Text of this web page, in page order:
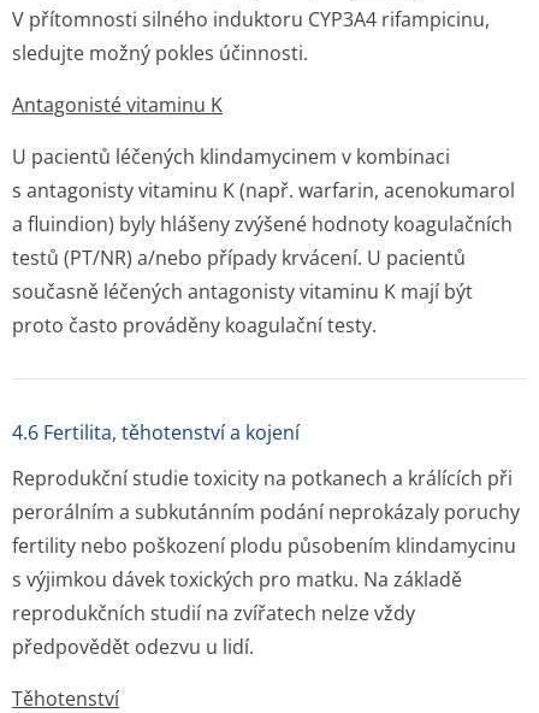
V přítomnosti silného induktoru CYP3A4 rifampicinu,
sledujte možný pokles účinnosti.
Antagonisté vitaminu K
U pacientů léčených klindamycinem v kombinaci
s antagonisty vitaminu K (např. warfarin, acenokumarol
a fluindion) byly hlášeny zvýšené hodnoty koagulačních
testů (PT/NR) a/nebo případy krvácení. U pacientů
současně léčených antagonisty vitaminu K mají být
proto často prováděny koagulační testy.
4.6 Fertilita, těhotenství a kojení
Reprodukční studie toxicity na potkanech a králících při
perorálním a subkutánním podání neprokázaly poruchy
fertility nebo poškození plodu působením klindamycinu
s výjimkou dávek toxických pro matku. Na základě
reprodukčních studií na zvířatech nelze vždy
předpovědět odezvu u lidí.
Těhotenství